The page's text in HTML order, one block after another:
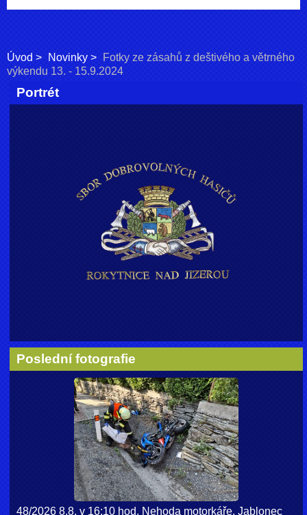
Úvod Novinky
Fotky ze zásahů z deštivého a větrného
výkendu 13. - 15.9.2024
Portrét
Poslední fotografie
48/2026 8.8. v 16:10 hod. Nehoda motorkáře, Jablonec